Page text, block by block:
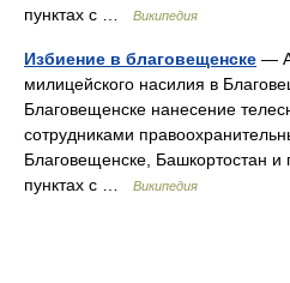
пунктах с …
Википедия
Избиение в благовещенске —
милицейского насилия в
Благовещенске нанесение
сотрудниками
Благовещенске, Башкортостан
пунктах с …
Википедия